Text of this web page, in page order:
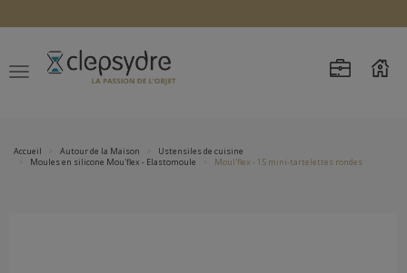
Accueil Autour de la Maison
Ustensiles de cuisine
Moules en silicone Mou'flex - Elastomoule
Moul'flex - 15 mini-tartelettes rondes